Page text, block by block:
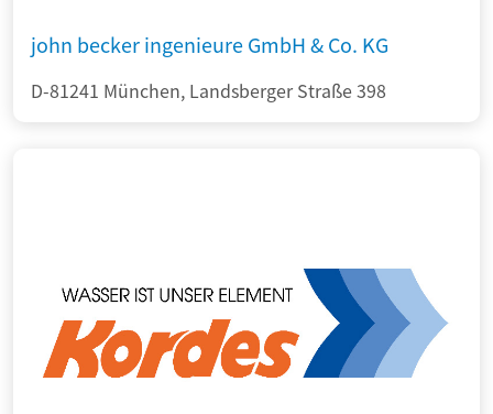
john becker ingenieure GmbH & Co. KG
D-81241 München, Landsberger Straße 398